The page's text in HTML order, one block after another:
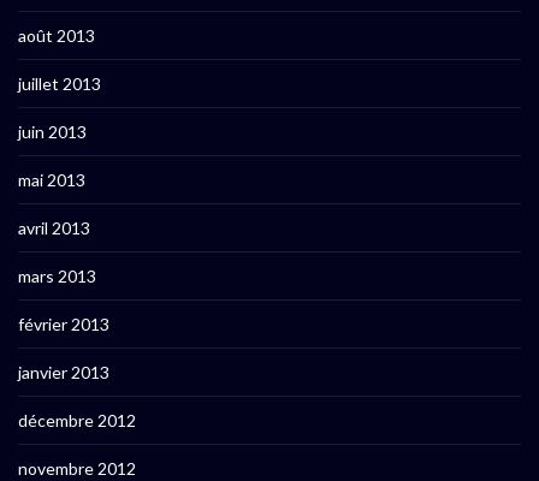
août 2013
juillet 2013
juin 2013
mai 2013
avril 2013
mars 2013
février 2013
janvier 2013
décembre 2012
novembre 2012